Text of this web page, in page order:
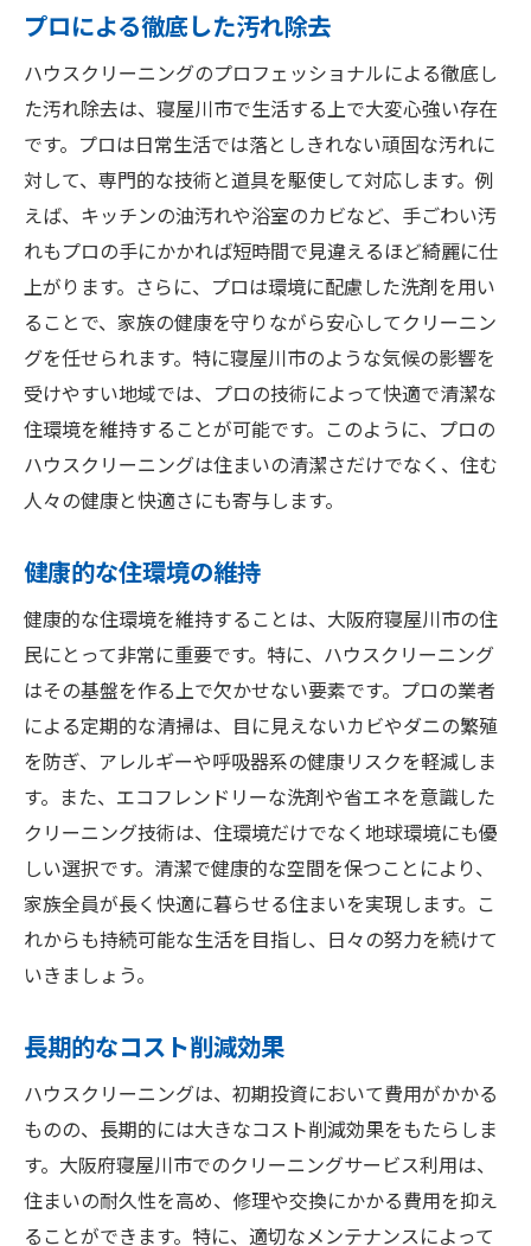
プロによる徹底した汚れ除去
ハウスクリーニングのプロフェッショナルによる徹底し
た汚れ除去は、寝屋川市で生活する上で大変心強い存在
です。プロは日常生活では落としきれない頑固な汚れに
対して、専門的な技術と道具を駆使して対応します。例
えば、キッチンの油汚れや浴室のカビなど、手ごわい汚
れもプロの手にかかれば短時間で見違えるほど綺麗に仕
上がります。さらに、プロは環境に配慮した洗剤を用い
ることで、家族の健康を守りながら安心してクリーニン
グを任せられます。特に寝屋川市のような気候の影響を
受けやすい地域では、プロの技術によって快適で清潔な
住環境を維持することが可能です。このように、プロの
ハウスクリーニングは住まいの清潔さだけでなく、住む
人々の健康と快適さにも寄与します。
健康的な住環境の維持
健康的な住環境を維持することは、大阪府寝屋川市の住
民にとって非常に重要です。特に、ハウスクリーニング
はその基盤を作る上で欠かせない要素です。プロの業者
による定期的な清掃は、目に見えないカビやダニの繁殖
を防ぎ、アレルギーや呼吸器系の健康リスクを軽減しま
す。また、エコフレンドリーな洗剤や省エネを意識した
クリーニング技術は、住環境だけでなく地球環境にも優
しい選択です。清潔で健康的な空間を保つことにより、
家族全員が長く快適に暮らせる住まいを実現します。こ
れからも持続可能な生活を目指し、日々の努力を続けて
いきましょう。
長期的なコスト削減効果
ハウスクリーニングは、初期投資において費用がかかる
ものの、長期的には大きなコスト削減効果をもたらしま
す。大阪府寝屋川市でのクリーニングサービス利用は、
住まいの耐久性を高め、修理や交換にかかる費用を抑え
ることができます。特に、適切なメンテナンスによって